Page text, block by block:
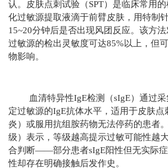
认。皮肤点刺试验（SPT）是临床常用
化过敏源提取液滴于前臂皮肤，用特制
15~20分钟后是否出现风团反应。该方
过敏源的检出灵敏度可达85%以上，但
物影响。
血清特异性IgE检测（sIgE）通过
定过敏源的IgE抗体水平，适用于皮肤点
炎）或服用抗组胺药物无法停药的患者
级）表示，等级越高提示过敏可能性越
合判断——部分患者sIgE阳性但无实际症
性却存在明确接触后发作史。